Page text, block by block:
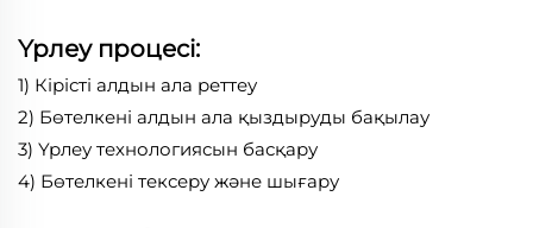
Үрлеу процесі:
1) Кірісті алдын ала реттеу
2) Бөтелкені алдын ала қыздыруды бақылау
3) Үрлеу технологиясын басқару
4) Бөтелкені тексеру және шығару